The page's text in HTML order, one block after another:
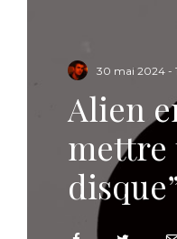
30 mai 2024 -
Alien
mettre